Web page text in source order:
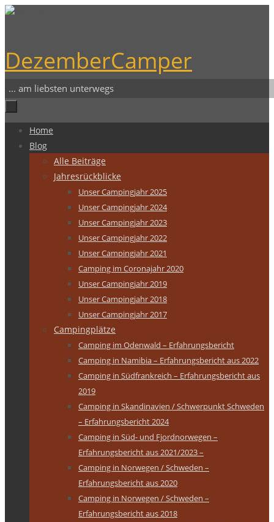
Zum
DezemberCamper
... am liebsten unterwegs
Zum
Inhalt
Home
Blog
Alle Beiträge
Jahresrückblicke
Unser Campingjahr 2025
Unser Campingjahr 2024
Unser Campingjahr 2023
Unser Campingjahr 2022
Unser Campingjahr 2021
Camping im Coronajahr 2020
Unser Campingjahr 2019
Unser Campingjahr 2018
Unser Campingjahr 2017
Campingplätze
Camping im Odenwald – Erfahrungsbericht
Camping in Namibia – Erfahrungsbericht aus 2022
Camping in Südfrankreich – Erfahrungsbericht aus
2019
Camping in Skandinavien / Schwerpunkt Schweden
– Erfahrungsbericht 2024
Camping in Süd- und Fjordnorwegen –
Erfahrungsbericht aus 2021/2023 –
Camping in Norwegen / Schweden –
Erfahrungsbericht aus 2020
Camping in Norwegen / Schweden –
Erfahrungsbericht aus 2018